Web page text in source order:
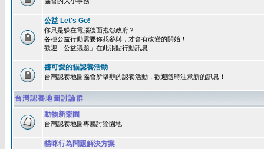
公益 Let's Go!
你只是躲在電腦後面抱怨政府？
各種公益行動需要你我參與，才會有改變的開始！
歡迎「公益議題」在此張貼行動訊息
醬可愛的貓認養活動
台灣認養地圖協會所舉辦的認養活動，歡迎隨時注意新的訊息！
台灣認養地圖討論群
動物新樂園
台灣認養地圖專屬討論園地
貓咪行為問題解決方案